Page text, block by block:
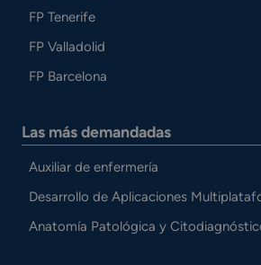
FP Tenerife
FP Valladolid
FP Barcelona
Las más demandadas
Auxiliar de enfermería
Desarrollo de Aplicaciones
Anatomía Patológica y